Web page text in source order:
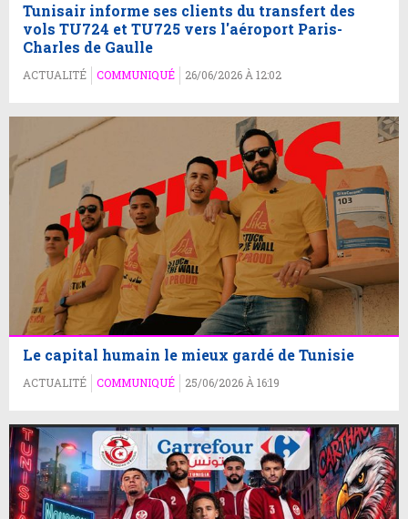
Tunisair informe ses clients du transfert des
vols TU724 et TU725 vers l'aéroport Paris-
Charles de Gaulle
ACTUALITÉ COMMUNIQUÉ 26/06/2026 À 12:02
Le capital humain le mieux gardé de Tunisie
ACTUALITÉ COMMUNIQUÉ 25/06/2026 À 16:19